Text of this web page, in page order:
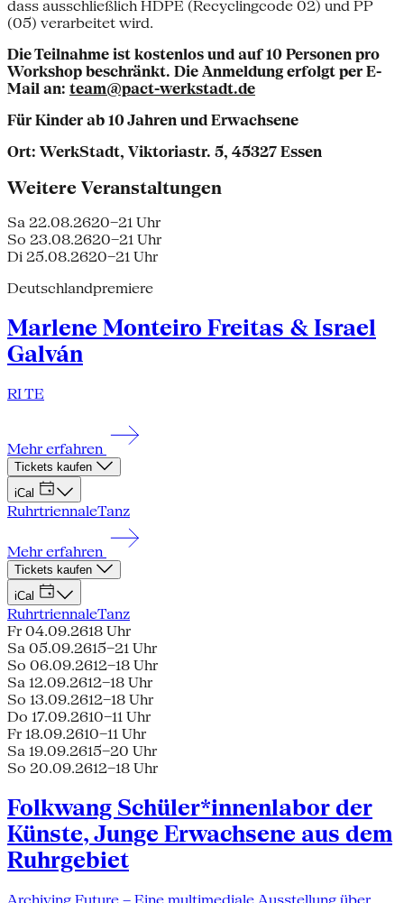
dass ausschließlich HDPE (Recyclingcode 02) und PP
(05) verarbeitet wird.
Die Teilnahme ist kostenlos und auf 10 Personen pro
Workshop beschränkt. Die Anmeldung erfolgt per E-
Mail an: team@pact-werkstadt.de
Für Kinder ab 10 Jahren und Erwachsene
Ort: WerkStadt, Viktoriastr. 5, 45327 Essen
Weitere Veranstaltungen
Sa 22.08.2620–21 Uhr
So 23.08.2620–21 Uhr
Di 25.08.2620–21 Uhr
Deutschlandpremiere
Marlene Monteiro Freitas & Israel
Galván
RI TE
Mehr erfahren
Tickets kaufen
iCal
RuhrtriennaleTanz
Mehr erfahren
Tickets kaufen
iCal
RuhrtriennaleTanz
Fr 04.09.2618 Uhr
Sa 05.09.2615–21 Uhr
So 06.09.2612–18 Uhr
Sa 12.09.2612–18 Uhr
So 13.09.2612–18 Uhr
Do 17.09.2610–11 Uhr
Fr 18.09.2610–11 Uhr
Sa 19.09.2615–20 Uhr
So 20.09.2612–18 Uhr
Folkwang Schüler*innenlabor der
Künste, Junge Erwachsene aus dem
Ruhrgebiet